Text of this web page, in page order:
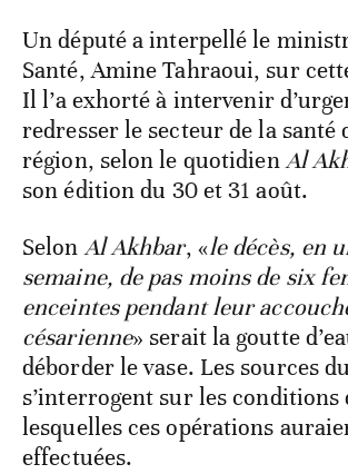
Un député a interpellé le
Santé, Amine Tahraoui, sur
Il l’a exhorté à intervenir
redresser le secteur de la santé
région, selon le quotidienAl
son édition du 30 et 31 août.
SelonAl Akhbar, «le décès, en
semaine, de pas moins de six
enceintes pendant leur
césarienne» serait la goutte
déborder le vase. Les sources
s’interrogent sur les conditions
lesquelles ces opérations
effectuées.